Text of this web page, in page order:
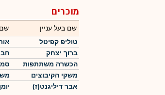
מוכרים
שם בעל עניין
טוליפ קפיטל
ברוך יצחק
הכשרה משתתפות
משקי הקיבוצים
אבר דיליגנט(ז)